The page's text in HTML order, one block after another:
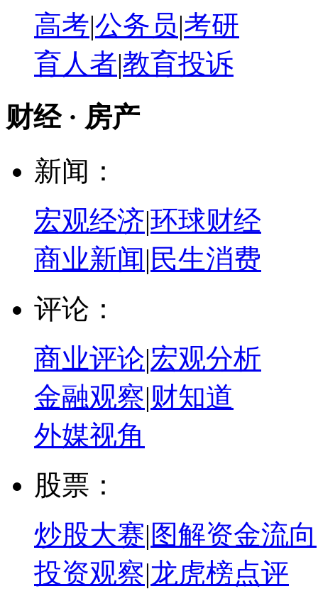
高考|公务员|考研
育人者|教育投诉
财经 · 房产
新闻：
宏观经济|环球财经
商业新闻| 民生消费
评论：
商业评论|宏观分析
金融观察|财知道
外媒视角
股票：
炒股大赛|图解资金流向
投资观察|龙虎榜点评